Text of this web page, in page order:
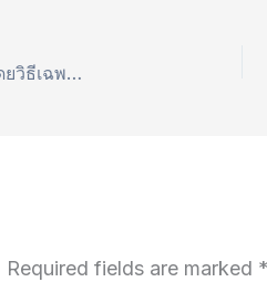
ประกาศผู้ชนะการเสนอราคา ซื้อ สำลีชุบแอลกอฮอล์ โดยวิธีเฉพาะเจาะจง
Required fields are marked *